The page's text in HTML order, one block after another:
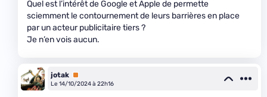
Quel est l’intérêt de Google et Apple de permette
sciemment le contournement de leurs barrières en place
par un acteur publicitaire tiers ?
Je n’en vois aucun.
jotak Premium
Le 14/10/2024 à 22h16